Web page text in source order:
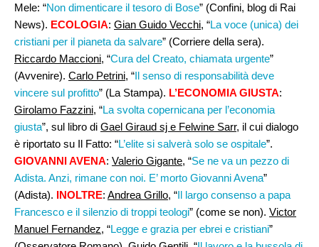
Mele: “Non dimenticare il tesoro di Bose” (Confini, blog di Rai
News). ECOLOGIA: Gian Guido Vecchi, “La voce (unica) dei
cristiani per il pianeta da salvare” (Corriere della sera).
Riccardo Maccioni, “Cura del Creato, chiamata urgente”
(Avvenire). Carlo Petrini, “Il senso di responsabilità deve
vincere sul profitto” (La Stampa). L’ECONOMIA GIUSTA:
Girolamo Fazzini, “La svolta copernicana per l’economia
giusta”, sul libro di Gael Giraud sj e Felwine Sarr, il cui dialogo
è riportato su Il Fatto: “L’elite si salverà solo se ospitale”.
GIOVANNI AVENA: Valerio Gigante, “Se ne va un pezzo di
Adista. Anzi, rimane con noi. E’ morto Giovanni Avena”
(Adista). INOLTRE: Andrea Grillo, “Il largo consenso a papa
Francesco e il silenzio di troppi teologi” (come se non). Victor
Manuel Fernandez, “Legge e grazia per ebrei e cristiani”